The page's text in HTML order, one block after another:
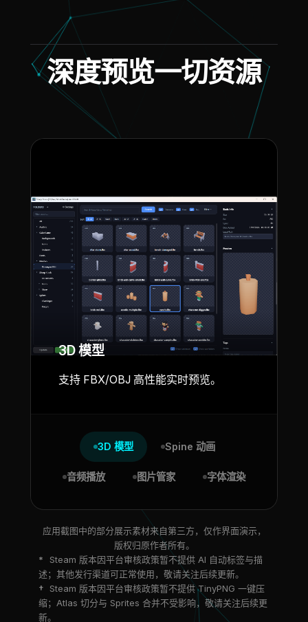
深度预览一切资源
3D 模型
支持 FBX/OBJ 高性能实时预览。
3D 模型 Spine 动画
音频播放 图片管家 字体渲染
应用截图中的部分展示素材来自第三方，仅作界面演示，
版权归原作者所有。
*
Steam 版本因平台审核政策暂不提供 AI 自动标签与描
述；其他发行渠道可正常使用，敬请关注后续更新。
†
Steam 版本因平台审核政策暂不提供 TinyPNG 一键压
缩；Atlas 切分与 Sprites 合并不受影响，敬请关注后续更
新。